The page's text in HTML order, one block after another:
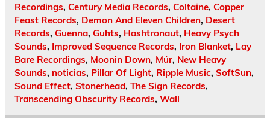
Recordings, Century Media Records, Coltaine, Copper
Feast Records, Demon And Eleven Children, Desert
Records, Guenna, Guhts, Hashtronaut, Heavy Psych
Sounds, Improved Sequence Records, Iron Blanket, Lay
Bare Recordings, Moonin Down, Múr, New Heavy
Sounds, noticias, Pillar Of Light, Ripple Music, SoftSun,
Sound Effect, Stonerhead, The Sign Records,
Transcending Obscurity Records, Wall